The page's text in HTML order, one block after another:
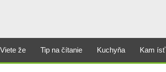
Viete že Tip na čítanie Kuchyňa Kam ísť